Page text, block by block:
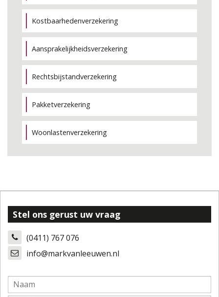
Kostbaarhedenverzekering
Aansprakelijkheidsverzekering
Rechtsbijstandverzekering
Pakketverzekering
Woonlastenverzekering
Stel ons gerust uw vraag
(0411) 767 076
info@markvanleeuwen.nl